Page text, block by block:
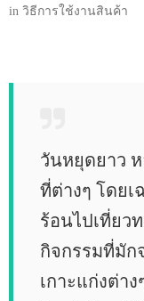
in วิธีการใช้งานสินค้า
วันหยุดยาว
ที่ต่างๆ โดย
ร้อนไปเที่ยว
กิจกรรมที่มัก
เกาะแก่งต่า